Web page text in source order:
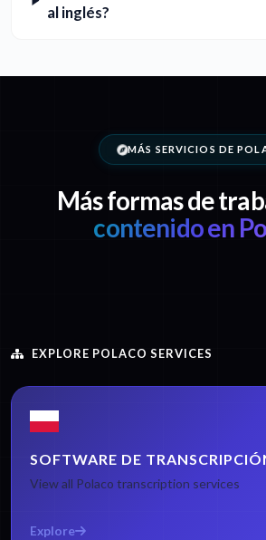
al inglés?
MÁS SERVICIOS DE
Más formas de
contenido en
EXPLORE POLACO SERVICES
SOFTWARE DE
View all Polaco transcription services
Explore